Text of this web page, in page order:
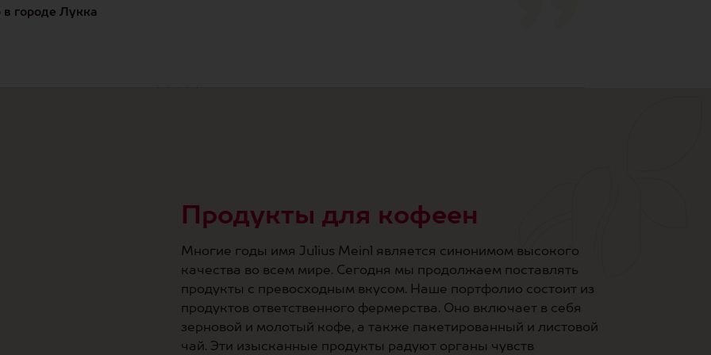
в городе Лукка
Продукты для кофеен
Многие годы имя Julius Meinl является синонимом высокого
качества во всем мире. Сегодня мы продолжаем поставлять
продукты с превосходным вкусом. Наше портфолио состоит из
продуктов ответственного фермерства. Оно включает в себя
зерновой и молотый кофе, а также пакетированный и листовой
чай. Эти изысканные продукты радуют органы чувств